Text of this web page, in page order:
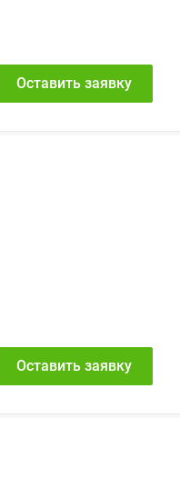
Оставить заявку
Оставить заявку